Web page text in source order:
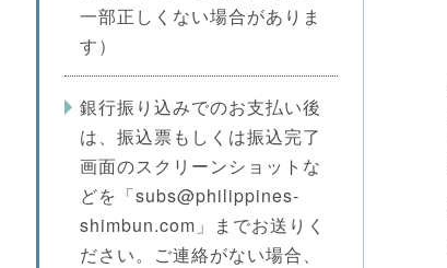
一部正しくない場合がありま
す）
銀行振り込みでのお支払い後
は、振込票もしくは振込完了
画面のスクリーンショットな
どを「subs@philippines-
shimbun.com」までお送りく
ださい。ご連絡がない場合、